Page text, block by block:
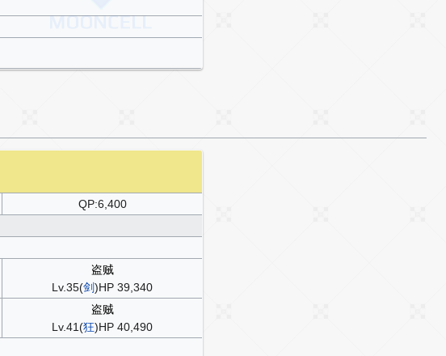
QP:6,400
盗贼
Lv.35(剑)HP 39,340
盗贼
Lv.41(狂)HP 40,490